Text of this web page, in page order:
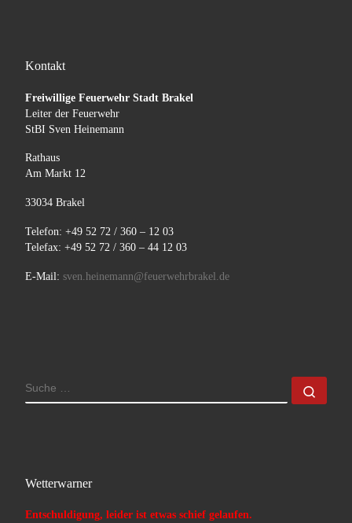
Kontakt
Freiwillige Feuerwehr Stadt Brakel
Leiter der Feuerwehr
StBI Sven Heinemann
Rathaus
Am Markt 12
33034 Brakel
Telefon: +49 52 72 / 360 – 12 03
Telefax: +49 52 72 / 360 – 44 12 03
E-Mail: sven.heinemann@feuerwehrbrakel.de
SUCHE
Wetterwarner
Entschuldigung, leider ist etwas schief gelaufen.